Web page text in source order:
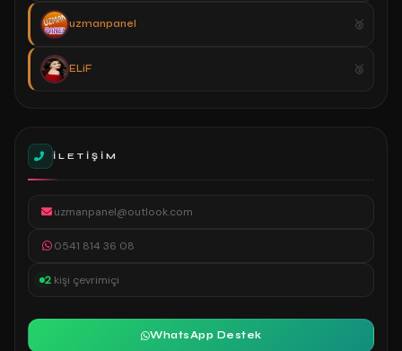
uzmanpanel
ELiF
İLETIŞIM
uzmanpanel@outlook.com
0541 814 36 08
2 kişi çevrimiçi
WhatsApp Destek